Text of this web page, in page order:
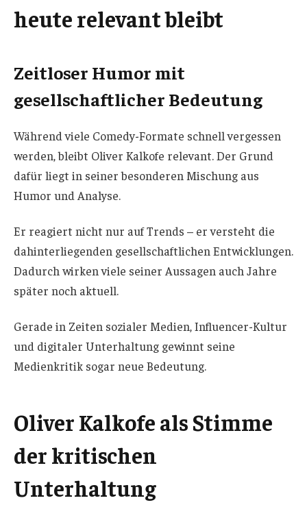
heute relevant bleibt
Zeitloser Humor mit
gesellschaftlicher Bedeutung
Während viele Comedy-Formate schnell vergessen
werden, bleibt Oliver Kalkofe relevant. Der Grund
dafür liegt in seiner besonderen Mischung aus
Humor und Analyse.
Er reagiert nicht nur auf Trends – er versteht die
dahinterliegenden gesellschaftlichen Entwicklungen.
Dadurch wirken viele seiner Aussagen auch Jahre
später noch aktuell.
Gerade in Zeiten sozialer Medien, Influencer-Kultur
und digitaler Unterhaltung gewinnt seine
Medienkritik sogar neue Bedeutung.
Oliver Kalkofe als Stimme
der kritischen
Unterhaltung